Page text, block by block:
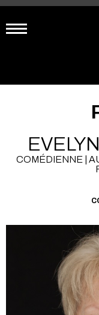
COMÉDIENNE |